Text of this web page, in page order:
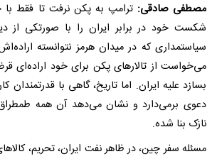
مصطفی صادقی: ترامپ به پکن نرفت تا فقط با
شکست خود در برابر ایران را با صورتکی از
سیاستمداری که در میدان هرمز نتوانسته
می‌خواست از تالارهای پکن برای خود اراده‌ای
بسازد علیه ایران. اما تاریخ، گاهی با قدرتمندان
دعوی برمی‌دارد و نشان می‌دهد آن همه
نازک بنا شده.
مسئله سفر چین، در ظاهر نفت ایران، تحریم،